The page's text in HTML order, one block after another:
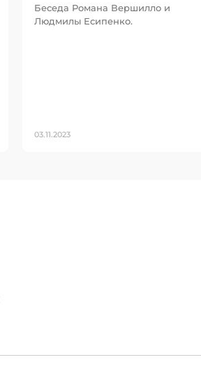
Беседа Романа Вершилло и
Людмилы Есипенко.
03.11.2023